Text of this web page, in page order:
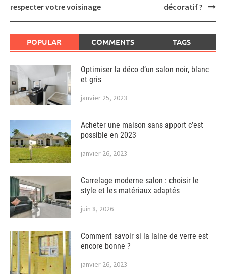
respecter votre voisinage
décoratif ?
POPULAR COMMENTS TAGS
Optimiser la déco d’un salon noir, blanc
et gris
janvier 25, 2023
Acheter une maison sans apport c’est
possible en 2023
janvier 26, 2023
Carrelage moderne salon : choisir le
style et les matériaux adaptés
juin 8, 2026
Comment savoir si la laine de verre est
encore bonne ?
janvier 26, 2023